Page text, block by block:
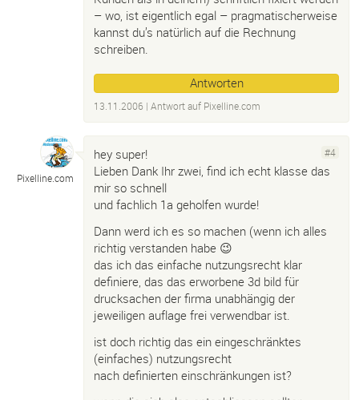
– wo, ist eigentlich egal – pragmatischerweise
kannst du’s natürlich auf die Rechnung
schreiben.
Antworten
13.11.2006 | Antwort auf Pixelline.com
Pixelline.com
#4
hey super!
Lieben Dank Ihr zwei, find ich echt klasse das
mir so schnell
und fachlich 1a geholfen wurde!
Dann werd ich es so machen (wenn ich alles
richtig verstanden habe 😉
das ich das einfache nutzungsrecht klar
definiere, das das erworbene 3d bild für
drucksachen der firma unabhängig der
jeweiligen auflage frei verwendbar ist.
ist doch richtig das ein eingeschränktes
(einfaches) nutzungsrecht
nach definierten einschränkungen ist?